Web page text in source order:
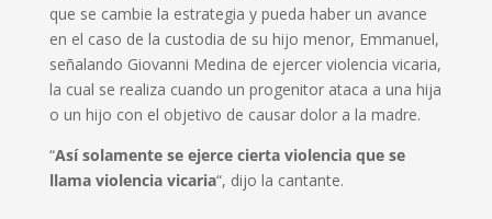
que se cambie la estrategia y pueda haber un avance
en el caso de la custodia de su hijo menor, Emmanuel,
señalando Giovanni Medina de ejercer violencia vicaria,
la cual se realiza cuando un progenitor ataca a una hija
o un hijo con el objetivo de causar dolor a la madre.
“Así solamente se ejerce cierta violencia que se
llama violencia vicaria“, dijo la cantante.